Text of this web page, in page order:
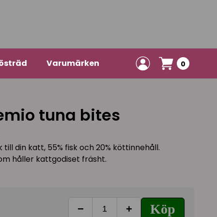
Varumärken 0
tuna bites
din katt, 55% fisk och 20% köttinnehåll.
håller kattgodiset fräsht.
− + Köp